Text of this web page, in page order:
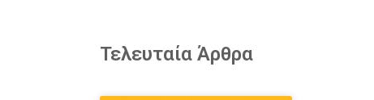
Τελευταία Άρθρα